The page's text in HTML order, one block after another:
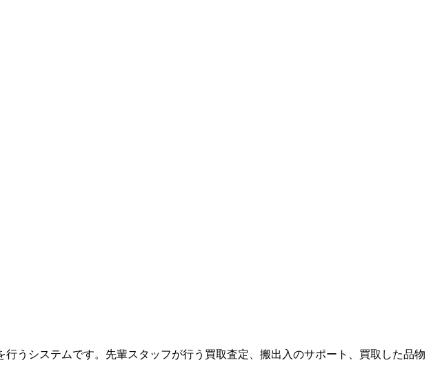
うシステムです。先輩スタッフが行う買取査定、搬出入のサポート、買取した品物